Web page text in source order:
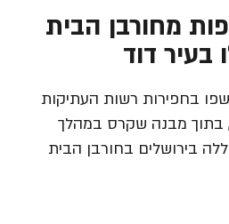
מחורבן הבית
בעיר דוד
בחפירות רשות העתיקות
בתוך מבנה שקרס במהלך
בירושלים בחורבן הבית